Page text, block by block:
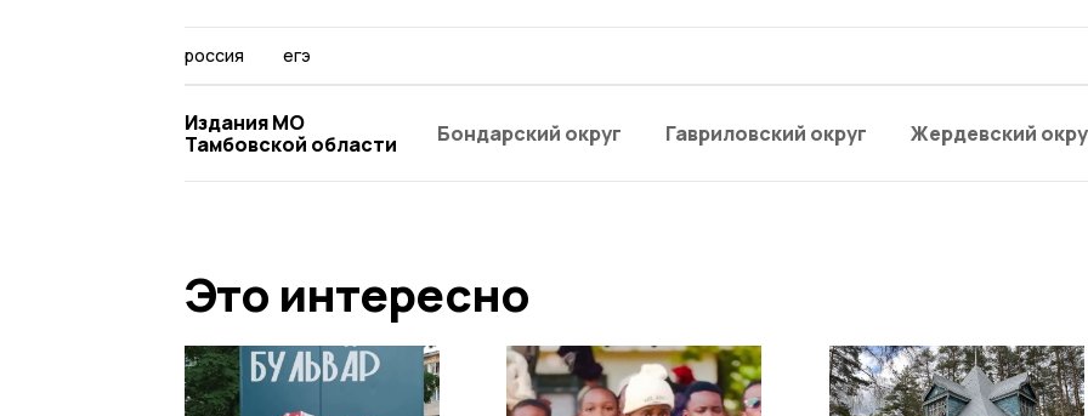
россия егэ
Издания МО
Тамбовской области
Бондарский округ Гавриловский округ Жердевский
Это интересно